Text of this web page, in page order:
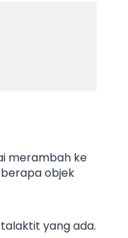
merambah ke
objek
yang ada.